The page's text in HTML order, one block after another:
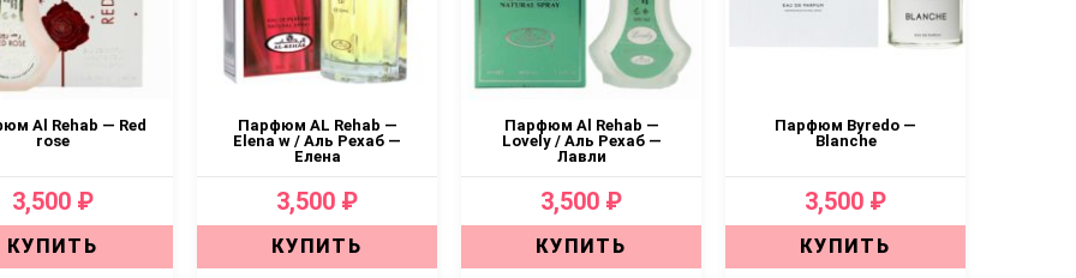
Al Rehab — Red
rose
3,500 ₽
КУПИТЬ
Парфюм AL Rehab —
Elena w / Аль Рехаб —
Елена
3,500 ₽
КУПИТЬ
Парфюм Al Rehab —
Lovely / Аль Рехаб —
Лавли
3,500 ₽
КУПИТЬ
Парфюм Byredo —
Blanche
3,500 ₽
КУПИТЬ